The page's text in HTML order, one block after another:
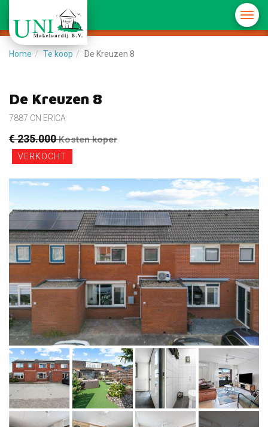
Menu
in-/
Home Te koop De Kreuzen 8
De Kreuzen 8
7887 CN ERICA
€ 235.000Kosten koper
VERKOCHT